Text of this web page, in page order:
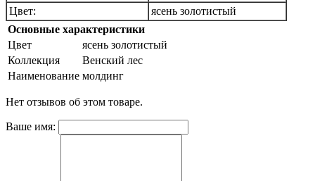
Цвет:
ясень золотистый
Основные характеристики
Цвет
ясень золотистый
Коллекция
Венский лес
Наименование молдинг
Нет отзывов об этом товаре.
Ваше имя: